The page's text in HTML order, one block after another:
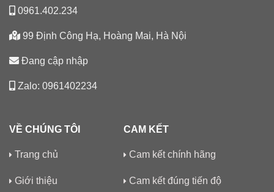
0961.402.234
99 Định Công Hạ, Hoàng Mai, Hà Nội
Đang cập nhập
Zalo: 0961402234
VỀ CHÚNG TÔI
Trang chủ
Giới thiệu
CAM KẾT
Cam kết chính hãng
Cam kết đúng tiến độ